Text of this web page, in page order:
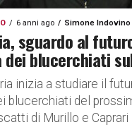
6 anni ago Simone Indovino
sguardo al
blucerchiati
inizia a studiare il
blucerchiati del
di Murillo e Caprari